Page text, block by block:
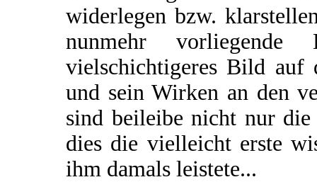
widerlegen bzw.
nunmehr vorliegende
vielschichtigeres Bild auf
und sein Wirken an den
sind beileibe nicht nur
dies die vielleicht erste
ihm damals leistete...